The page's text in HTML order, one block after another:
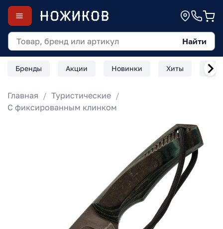
Найти
Бренды Акции Новинки Хиты
Главная
Туристические
С фиксированным клинком